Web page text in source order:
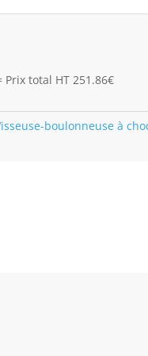
Prix total HT 251.86€
boulonneuse à